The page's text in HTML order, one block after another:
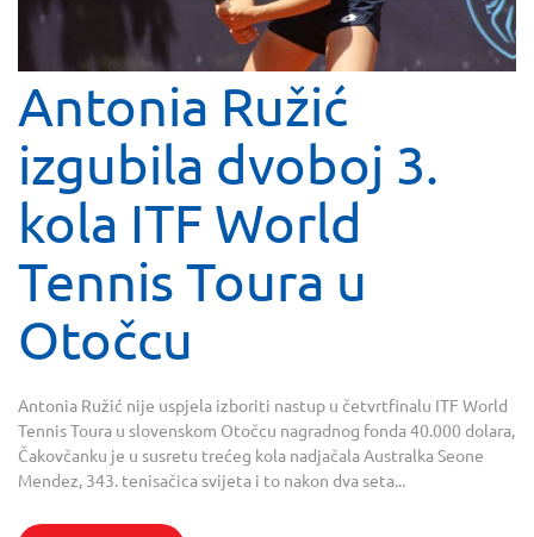
Antonia Ružić
izgubila dvoboj 3.
kola ITF World
Tennis Toura u
Otočcu
Antonia Ružić nije uspjela izboriti nastup u četvrtfinalu ITF World
Tennis Toura u slovenskom Otočcu nagradnog fonda 40.000 dolara,
Čakovčanku je u susretu trećeg kola nadjačala Australka Seone
Mendez, 343. tenisačica svijeta i to nakon dva seta...